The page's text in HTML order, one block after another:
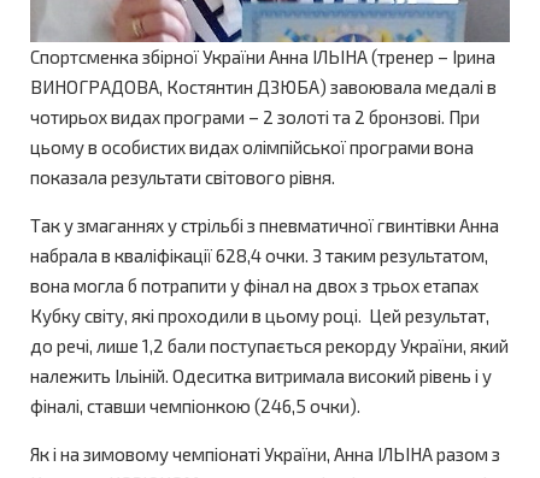
Спортсменка збірної України Анна ІЛЬІНА (тренер – Ірина
ВИНОГРАДОВА, Костянтин ДЗЮБА) завоювала медалі в
чотирьох видах програми – 2 золоті та 2 бронзові. При
цьому в особистих видах олімпійської програми вона
показала результати світового рівня.
Так у змаганнях у стрільбі з пневматичної гвинтівки Анна
набрала в кваліфікації 628,4 очки. З таким результатом,
вона могла б потрапити у фінал на двох з трьох етапах
Кубку світу, які проходили в цьому році. Цей результат,
до речі, лише 1,2 бали поступається рекорду України, який
належить Ільіній. Одеситка витримала високий рівень і у
фіналі, ставши чемпіонкою (246,5 очки).
Як і на зимовому чемпіонаті України, Анна ІЛЬІНА разом з